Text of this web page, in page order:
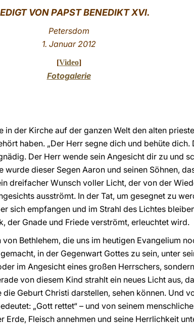
VONPAPSTBENEDIKT XVI.
Petersdom
1. Januar 2012
[Video]
Fotogalerie
in der Kirche auf der ganzen Welt den alten
haben. „Der Herr segne dich und behüte dich.
Der Herr wende sein Angesicht dir zu und
dieser Segen Aaron und seinen Söhnen,
dreifacher Wunsch voller Licht, der von der
ausströmt. In der Tat, um gesegnet zu
sich empfangen und im Strahl des Lichtes
der Gnade und Friede verströmt, erleuchtet wird.
Bethlehem, die uns im heutigen Evangelium
in der Gegenwart Gottes zu sein, unter
im Angesicht eines großen Herrschers,
von diesem Kind strahlt ein neues Licht aus,
Geburt Christi darstellen, sehen können. Und
„Gott rettet“ – und von seinem
Fleisch annehmen und seine Herrlichkeit